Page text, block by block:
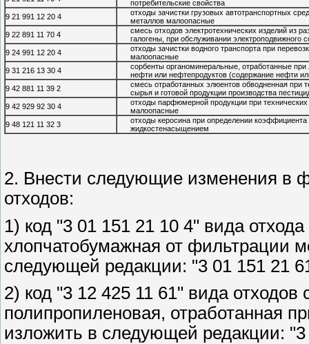
потребительские свойства
9 21 991 12 20 4
отходы зачистки грузовых автотранспортных
металлов малоопасные
9 22 891 11 70 4
смесь отходов электротехнических изделий из
галогены, при обслуживании электроподвижного
9 24 991 12 20 4
отходы зачистки водного транспорта при
малоопасные
9 31 216 13 30 4
сорбенты органоминеральные, отработанные при
нефти или нефтепродуктов (содержание нефти
9 42 881 11 39 2
смесь отработанных элюентов обводненная при
сырья и готовой продукции производства
9 42 929 92 30 4
отходы парфюмерной продукции при
малоопасные
9 48 121 11 32 3
отходы керосина при определении коэффициента
жидкостенасыщением
2. Внести следующие изменения в
отходов:
1) код "3 01 151 21 10 4" вида
хлопчатобумажная от фильтрации
следующей редакции: "3 01 151 21
2) код "3 12 425 11 61" вида
полипропиленовая, отработанная
изложить в следующей редакции: "3